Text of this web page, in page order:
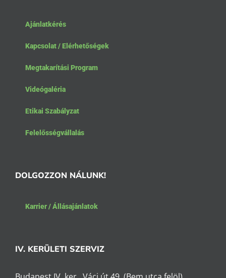
Ajánlatkérés
Kapcsolat / Elérhetőségek
Megtakarítási Program
Videógaléria
Etikai Szabályzat
Felelősségvállalás
DOLGOZZON NÁLUNK!
Karrier / Állásajánlatok
IV. KERÜLETI SZERVIZ